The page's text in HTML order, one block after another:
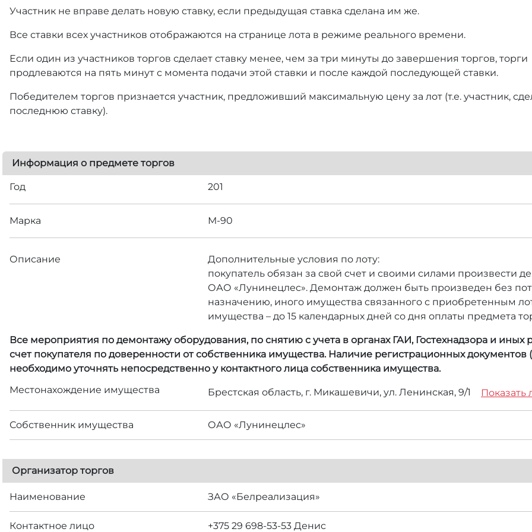
Участник не вправе делать новую ставку, если предыдущая ставка сделана им же.
Все ставки всех участников отображаются на странице лота в режиме реального времени.
Если один из участников торгов сделает ставку менее, чем за три минуты до завершения торгов, торги
продлеваются на пять минут с момента подачи этой ставки и после каждой последующей ставки.
Победителем торгов признается участник, предложивший максимальную цену за лот (т.е. участник,
последнюю ставку).
Информация о предмете торгов
Год 201
Марка М-90
Описание
Дополнительные условия по лоту:
покупатель обязан за свой счет и своими силами произвести
ОАО «Лунинецлес». Демонтаж должен быть произведен без
назначению, иного имущества связанного с приобретенным
имущества – до 15 календарных дней со дня оплаты предмета
Все мероприятия по демонтажу оборудования, по снятию с учета в органах ГАИ, Гостехнадзора и
счет покупателя по доверенности от собственника имущества. Наличие регистрационных документов
необходимо уточнять непосредственно у контактного лица собственника имущества.
Местонахождение имущества
Брестская область, г. Микашевичи, ул. Ленинская, 9/1 Показать
Собственник имущества ОАО «Лунинецлес»
Организатор торгов
Наименование ЗАО «Белреализация»
Контактное лицо +375 29 698-53-53 Денис